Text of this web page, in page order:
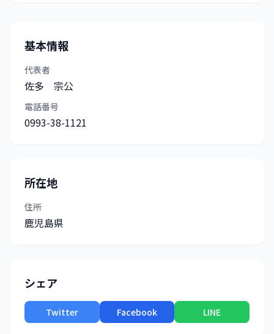
基本情報
代表者
佐多 宗公
電話番号
0993-38-1121
所在地
住所
鹿児島県
シェア
Twitter Facebook LINE